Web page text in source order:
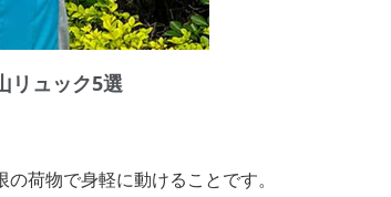
リュック5選
荷物で身軽に動けることです。